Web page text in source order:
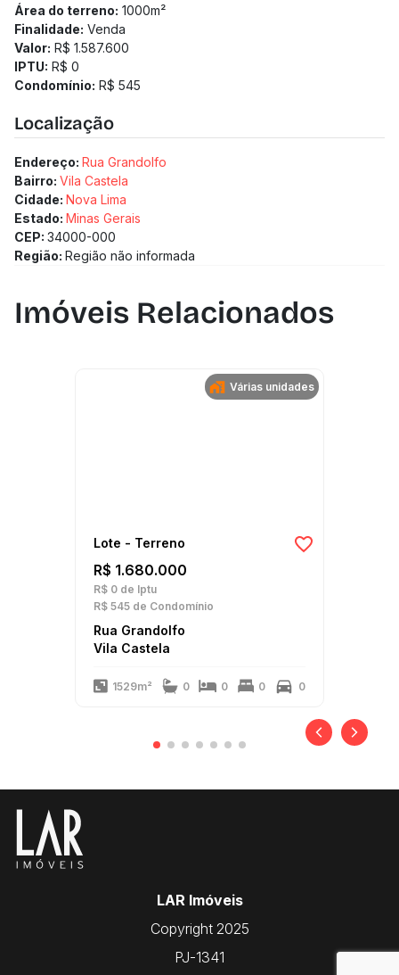
Área do terreno: 1000m²
Finalidade: Venda
Valor: R$ 1.587.600
IPTU: R$ 0
Condomínio: R$ 545
Localização
Endereço: Rua Grandolfo
Bairro: Vila Castela
Cidade: Nova Lima
Estado: Minas Gerais
CEP: 34000-000
Região: Região não informada
Imóveis Relacionados
Várias unidades
Lote - Terreno
R$ 1.680.000
R$ 0 de Iptu
R$ 545 de Condomínio
Rua Grandolfo
Vila Castela
1529m² 0 0 0 0
LAR Imóveis
Copyright 2025
PJ-1341